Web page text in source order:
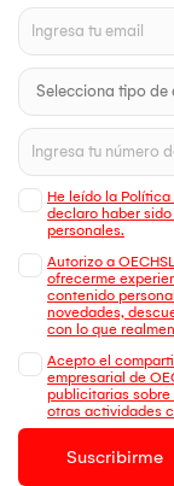
He leído la
declaro haber
personales.
Autorizo a
ofrecerme
contenido
novedades,
con lo que
Acepto el
empresarial de
publicitarias sobre
otras actividades
Suscribirme